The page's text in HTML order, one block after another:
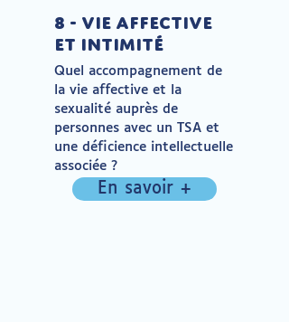
8 - Vie affective
et intimité
Quel accompagnement de
la vie affective et la
sexualité auprès de
personnes avec un TSA et
une déficience intellectuelle
associée ?
En savoir +